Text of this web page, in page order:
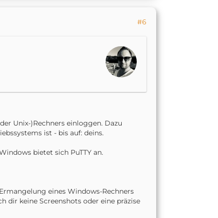
#6
Unix-)Rechners einloggen. Dazu
ist - bis auf: deins.
bietet sich PuTTY an.
eines Windows-Rechners
dir keine Screenshots oder eine präzise